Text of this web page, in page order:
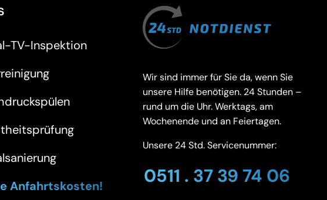
TV-Inspektion
Anfahrtskosten!
Wir sind immer für Sie da, wenn Sie
unsere Hilfe benötigen. 24 Stunden –
rund um die Uhr. Werktags, am
Wochenende und an Feiertagen.
Unsere 24 Std. Servicenummer:
0511 . 37 39 74 06